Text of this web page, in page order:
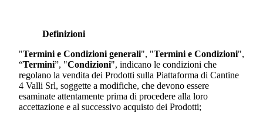
Definizioni
"Termini e Condizioni generali", "Termini e Condizioni",
“Termini”, "Condizioni", indicano le condizioni che
regolano la vendita dei Prodotti sulla Piattaforma di Cantine
4 Valli Srl, soggette a modifiche, che devono essere
esaminate attentamente prima di procedere alla loro
accettazione e al successivo acquisto dei Prodotti;